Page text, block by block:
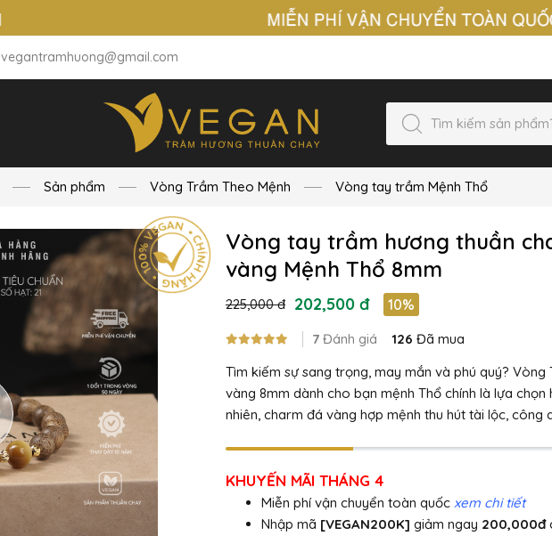
vegantramhuong@gmail.com
Sản phẩm Vòng Trầm Theo Mệnh Vòng tay trầm Mệnh Thổ
Vòng tay trầm hương thuần
vàng Mệnh Thổ 8mm
225,000 đ 202,500 đ 10%
7 Đánh giá 126 Đã mua
Tìm kiếm sự sang trọng, may mắn và phú quý? Vòng
vàng 8mm dành cho bạn mệnh Thổ chính là lựa
nhiên, charm đá vàng hợp mệnh thu hút tài lộc, công
KHUYẾN MÃI THÁNG 4
Miễn phí vận chuyển toàn quốc xem chi tiết
Nhập mã [VEGAN200K] giảm ngay 200,000đ